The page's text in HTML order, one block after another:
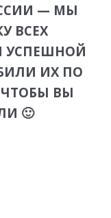
— МЫ
ВСЕХ
УСПЕШНОЙ
ИХ ПО
ВЫ
🙂